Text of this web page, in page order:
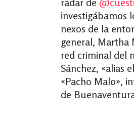
investigábamos
nexos de la
general, Martha
red criminal del
Sánchez, «alias
«Pacho Malo»,
de